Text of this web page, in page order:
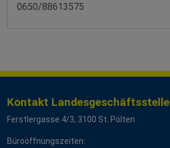
0650/88613575
Kontakt Landesgeschäftsstelle
Ferstlergasse 4/3, 3100 St. Pölten
Büroöffnungszeiten: